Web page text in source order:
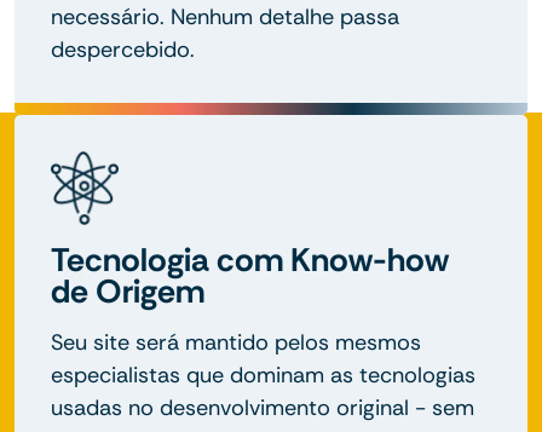
necessário. Nenhum detalhe passa
despercebido.
Tecnologia com Know-how
de Origem
Seu site será mantido pelos mesmos
especialistas que dominam as tecnologias
usadas no desenvolvimento original - sem